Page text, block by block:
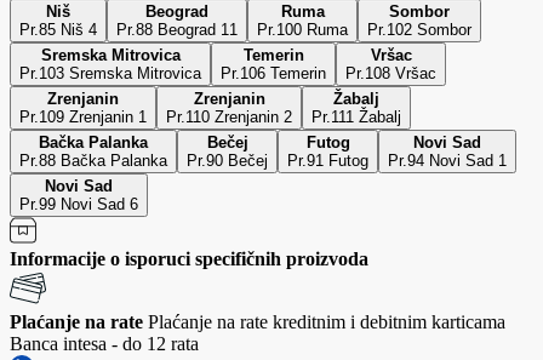
Niš
Pr.85 Niš 4
Beograd
Pr.88 Beograd 11
Ruma
Pr.100 Ruma
Sombor
Pr.102 Sombor
Sremska Mitrovica
Pr.103 Sremska Mitrovica
Temerin
Pr.106 Temerin
Vršac
Pr.108 Vršac
Zrenjanin
Pr.109 Zrenjanin 1
Zrenjanin
Pr.110 Zrenjanin 2
Žabalj
Pr.111 Žabalj
Bačka Palanka
Pr.88 Bačka Palanka
Bečej
Pr.90 Bečej
Futog
Pr.91 Futog
Novi Sad
Pr.94 Novi Sad 1
Novi Sad
Pr.99 Novi Sad 6
Informacije o isporuci specifičnih proizvoda
Plaćanje na rate Plaćanje na rate kreditnim i debitnim karticama
Banca intesa - do 12 rata